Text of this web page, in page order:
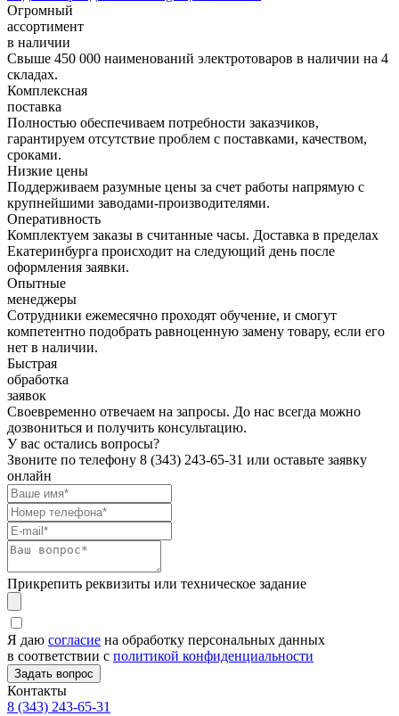
Огромный
ассортимент
в наличии
Свыше 450 000 наименований электротоваров в наличии на 4
складах.
Комплексная
поставка
Полностью обеспечиваем потребности заказчиков,
гарантируем отсутствие проблем с поставками, качеством,
сроками.
Низкие цены
Поддерживаем разумные цены за счет работы напрямую с
крупнейшими заводами-производителями.
Оперативность
Комплектуем заказы в считанные часы. Доставка в пределах
Екатеринбурга происходит на следующий день после
оформления заявки.
Опытные
менеджеры
Сотрудники ежемесячно проходят обучение, и смогут
компетентно подобрать равноценную замену товару, если его
нет в наличии.
Быстрая
обработка
заявок
Своевременно отвечаем на запросы. До нас всегда можно
дозвониться и получить консультацию.
У вас остались вопросы?
Звоните по телефону 8 (343) 243-65-31 или оставьте заявку
онлайн
Прикрепить реквизиты или техническое задание
Я даю согласие на обработку персональных данных
в соответствии с политикой конфиденциальности
Контакты
8 (343) 243-65-31